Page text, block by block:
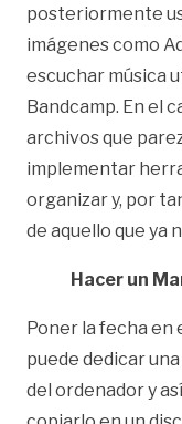
posteriormente
imágenes como
escuchar música
Bandcamp. En el
archivos que
implementar
organizar y, por
de aquello que ya
Hacer un
Poner la fecha en
puede dedicar
del ordenador y